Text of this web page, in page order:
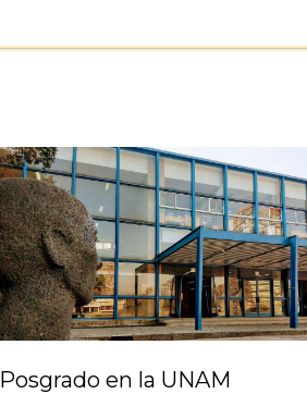
Posgrado en la UNAM